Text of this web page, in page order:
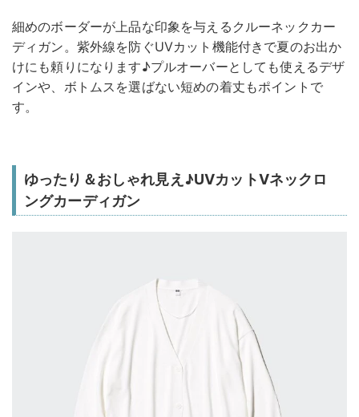
細めのボーダーが上品な印象を与えるクルーネックカー
ディガン。紫外線を防ぐUVカット機能付きで夏のお出か
けにも頼りになります♪プルオーバーとしても使えるデザ
インや、ボトムスを選ばない短めの着丈もポイントで
す。
ゆったり＆おしゃれ見え♪UVカットVネックロ
ングカーディガン